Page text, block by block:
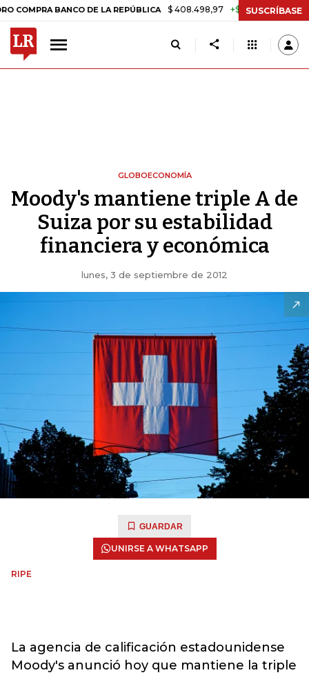
BANCO DE LA REPÚBLICA $ 408.498,97 +$ 8.753,81 +2,19%
SUSCRÍBASE
GLOBOECONOMÍA
Moody's mantiene triple A de
Suiza por su estabilidad
financiera y económica
lunes, 3 de septiembre de 2012
GUARDAR
UNIRSE A WHATSAPP
RIPE
La agencia de calificación estadounidense
Moody's anunció hoy que mantiene la triple